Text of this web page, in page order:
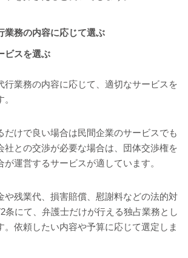
業務の内容に応じて選ぶ
ビスを選ぶ
行業務の内容に応じて、適切なサービスを
だけで良い場合は民間企業のサービスでも
社との交渉が必要な場合は、団体交渉権を
運営するサービスが適しています。
や残業代、損害賠償、慰謝料などの法的対
条にて、弁護士だけが行える独占業務とし
。依頼したい内容や予算に応じて選定しま